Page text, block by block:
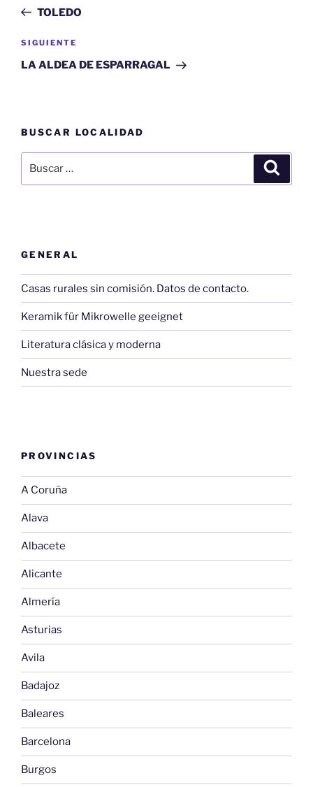
entradas
anterior:
TOLEDO
Siguiente
entrada
SIGUIENTE
LA ALDEA DE ESPARRAGAL
BUSCAR LOCALIDAD
por:
GENERAL
Casas rurales sin comisión. Datos de contacto.
Keramik für Mikrowelle geeignet
Literatura clásica y moderna
Nuestra sede
PROVINCIAS
A Coruña
Alava
Albacete
Alicante
Almería
Asturias
Avila
Badajoz
Baleares
Barcelona
Burgos